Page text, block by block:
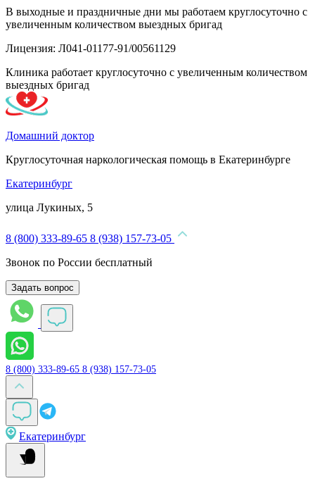
В выходные и праздничные дни мы работаем круглосуточно с
увеличенным количеством выездных бригад
Лицензия: Л041-01177-91/00561129
Клиника работает круглосуточно с увеличенным количеством
выездных бригад
Домашний доктор
Круглосуточная наркологическая помощь в Екатеринбурге
Екатеринбург
улица Лукиных, 5
8 (800) 333-89-65 8 (938) 157-73-05
Звонок по России бесплатный
Задать вопрос
8 (800) 333-89-65 8 (938) 157-73-05
Екатеринбург